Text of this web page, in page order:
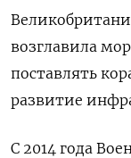
возглавила
поставлять
развитие
С 2014 года